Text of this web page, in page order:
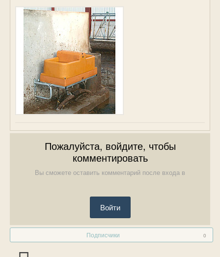
Пожалуйста, войдите, чтобы
комментировать
Вы сможете оставить комментарий после входа в
Войти
Подписчики 0